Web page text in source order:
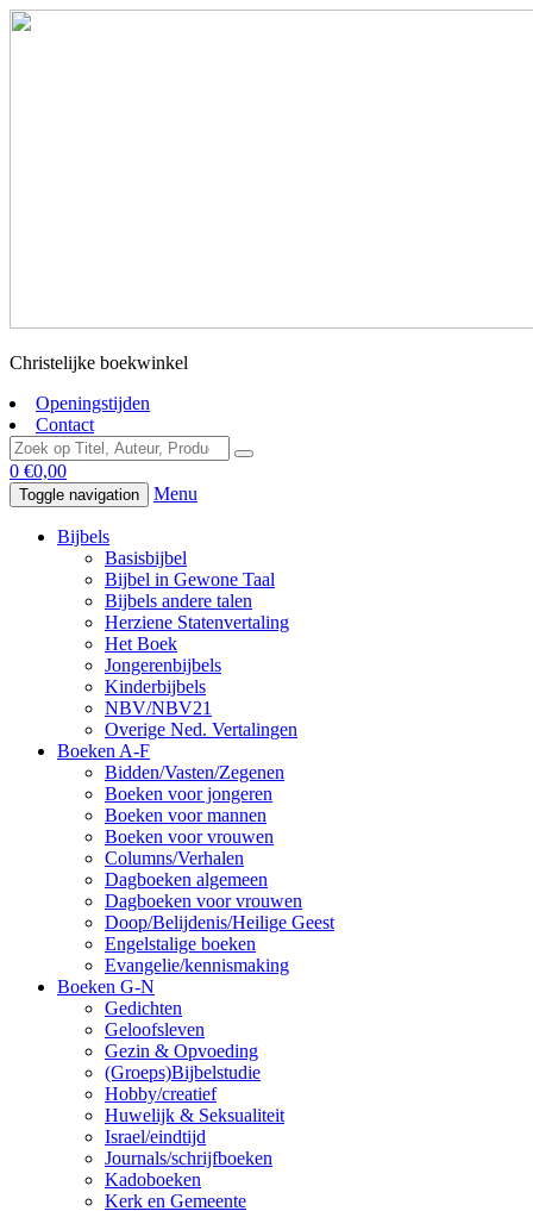
Christelijke boekwinkel
Openingstijden
Contact
0 €0,00
Toggle navigation Menu
Bijbels
Basisbijbel
Bijbel in Gewone Taal
Bijbels andere talen
Herziene Statenvertaling
Het Boek
Jongerenbijbels
Kinderbijbels
NBV/NBV21
Overige Ned. Vertalingen
Boeken A-F
Bidden/Vasten/Zegenen
Boeken voor jongeren
Boeken voor mannen
Boeken voor vrouwen
Columns/Verhalen
Dagboeken algemeen
Dagboeken voor vrouwen
Doop/Belijdenis/Heilige Geest
Engelstalige boeken
Evangelie/kennismaking
Boeken G-N
Gedichten
Geloofsleven
Gezin & Opvoeding
(Groeps)Bijbelstudie
Hobby/creatief
Huwelijk & Seksualiteit
Israel/eindtijd
Journals/schrijfboeken
Kadoboeken
Kerk en Gemeente